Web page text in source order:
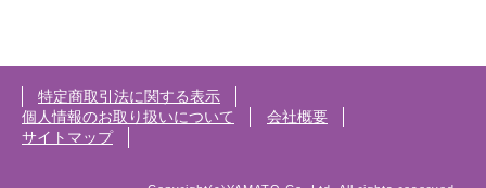
特定商取引法に関する表示
個人情報のお取り扱いについて
会社概要
サイトマップ